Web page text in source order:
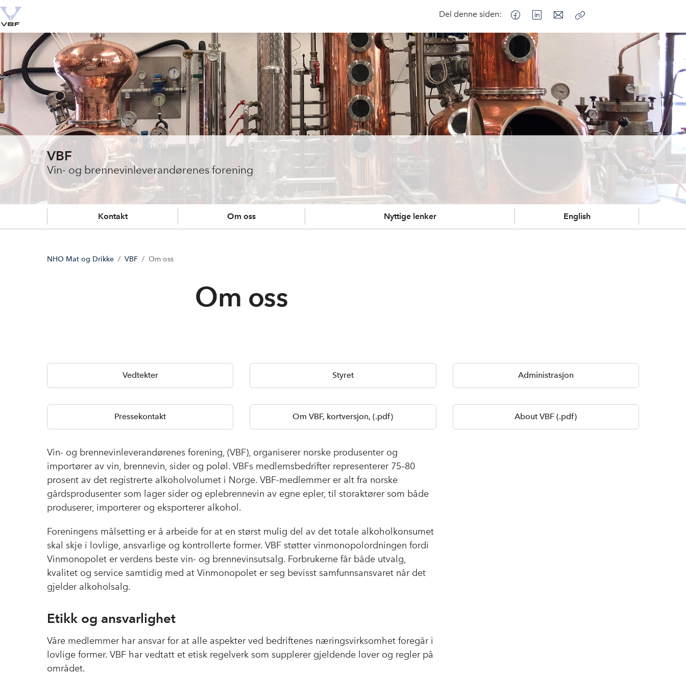
Del denne siden:
VBF
Vin- og brennevinleverandørenes forening
Kontakt Om oss Nyttige lenker English
NHO Mat og Drikke VBF Om oss
Om oss
Vedtekter Styret Administrasjon
Pressekontakt Om VBF, kortversjon, (.pdf) About VBF (.pdf)
Vin- og brennevinleverandørenes forening, (VBF), organiserer norske produsenter og
importører av vin, brennevin, sider og poløl. VBFs medlemsbedrifter representerer 75–80
prosent av det registrerte alkoholvolumet i Norge. VBF-medlemmer er alt fra norske
gårdsprodusenter som lager sider og eplebrennevin av egne epler, til storaktører som både
produserer, importerer og eksporterer alkohol.
Foreningens målsetting er å arbeide for at en størst mulig del av det totale alkoholkonsumet
skal skje i lovlige, ansvarlige og kontrollerte former. VBF støtter vinmonopolordningen fordi
Vinmonopolet er verdens beste vin- og brennevinsutsalg. Forbrukerne får både utvalg,
kvalitet og service samtidig med at Vinmonopolet er seg bevisst samfunnsansvaret når det
gjelder alkoholsalg.
Etikk og ansvarlighet
Våre medlemmer har ansvar for at alle aspekter ved bedriftenes næringsvirksomhet foregår i
lovlige former. VBF har vedtatt et etisk regelverk som supplerer gjeldende lover og regler på
området.